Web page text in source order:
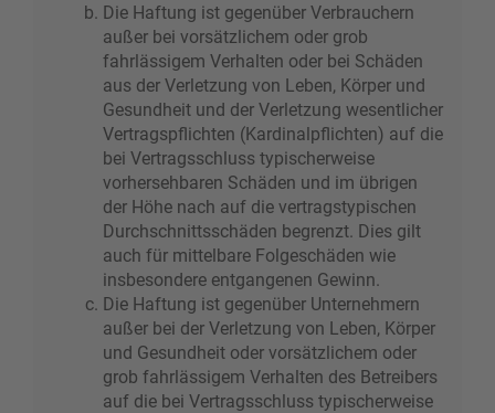
Die Haftung ist gegenüber Verbrauchern
außer bei vorsätzlichem oder grob
fahrlässigem Verhalten oder bei Schäden
aus der Verletzung von Leben, Körper und
Gesundheit und der Verletzung wesentlicher
Vertragspflichten (Kardinalpflichten) auf die
bei Vertragsschluss typischerweise
vorhersehbaren Schäden und im übrigen
der Höhe nach auf die vertragstypischen
Durchschnittsschäden begrenzt. Dies gilt
auch für mittelbare Folgeschäden wie
insbesondere entgangenen Gewinn.
Die Haftung ist gegenüber Unternehmern
außer bei der Verletzung von Leben, Körper
und Gesundheit oder vorsätzlichem oder
grob fahrlässigem Verhalten des Betreibers
auf die bei Vertragsschluss typischerweise